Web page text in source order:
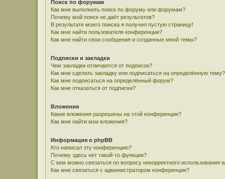
Поиск по форумам
Как мне выполнить поиск по форуму или форумам?
Почему мой поиск не даёт результатов?
В результате моего поиска я получил пустую страницу!
Как мне найти пользователя конференции?
Как мне найти свои сообщения и созданные мной темы?
Подписки и закладки
Чем закладки отличаются от подписок?
Как мне сделать закладку или подписаться на определённую тему?
Как мне подписаться на определённый форум?
Как мне отказаться от подписки?
Вложения
Какие вложения разрешены на этой конференции?
Как мне найти мои вложения?
Информация о phpBB
Кто написал эту конференцию?
Почему здесь нет такой-то функции?
С кем можно связаться по вопросу некорректного
Как мне связаться с администратором конференции?